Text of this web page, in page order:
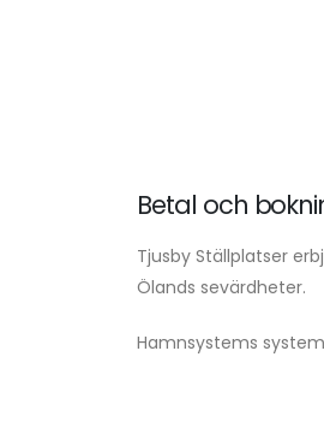
Betal och
Tjusby Ställplatser
Ölands sevärdheter.
Hamnsystems